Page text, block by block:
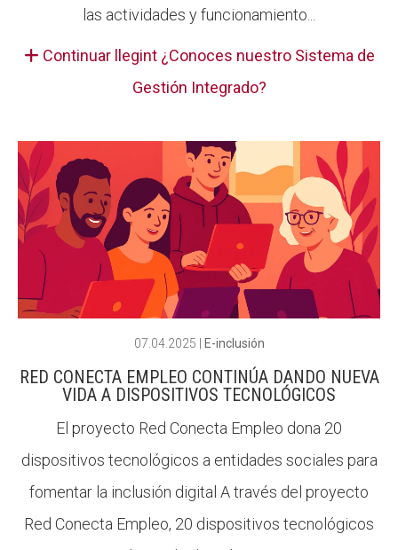
las actividades y funcionamiento...
Continuar llegint ¿Conoces nuestro Sistema de
Gestión Integrado?
07.04.2025 E-inclusión
RED CONECTA EMPLEO CONTINÚA DANDO NUEVA
VIDA A DISPOSITIVOS TECNOLÓGICOS
El proyecto Red Conecta Empleo dona 20
dispositivos tecnológicos a entidades sociales para
fomentar la inclusión digital A través del proyecto
Red Conecta Empleo, 20 dispositivos tecnológicos